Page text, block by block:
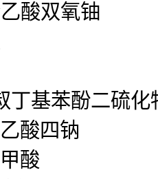
酸双氧铀
丁基苯酚二硫化
酸四钠
酸